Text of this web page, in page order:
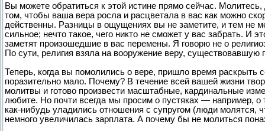
Вы можете обратиться к этой истине прямо сейчас.
том, чтобы ваша вера росла и расцветала в вас как можно
действенны. Разницы в ощущениях вы не заметите, и тем не
сильное; нечто такое, чего никто не сможет у вас забрать. И
заметят произошедшие в вас перемены. Я говорю не о
По сути, религия взяла на вооружение веру, существовавшую
Теперь, когда вы помолились о вере, пришло время раскрыть
поразительно мало. Почему? В течение всей вашей жизни
молитвы и готово произвести масштабные, кардинальные
любите. Но почти всегда мы просим о пустяках — например,
как-нибудь уладились отношения с супругом (люди молятся,
немного увеличилась зарплата. А почему бы не молиться